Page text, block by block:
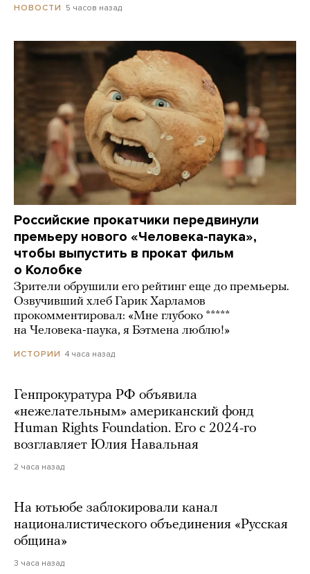
НОВОСТИ 5 часов назад
Российские прокатчики передвинули
премьеру нового «Человека-паука»,
чтобы выпустить в прокат фильм
о Колобке
Зрители обрушили его рейтинг еще до премьеры.
Озвучивший хлеб Гарик Харламов
прокомментировал: «Мне глубоко *****
на Человека-паука, я Бэтмена люблю!»
ИСТОРИИ 4 часа назад
Генпрокуратура РФ объявила
«нежелательным» американский фонд
Human Rights Foundation. Его с 2024-го
возглавляет Юлия Навальная
2 часа назад
На ютьюбе заблокировали канал
националистического объединения «Русская
община»
3 часа назад